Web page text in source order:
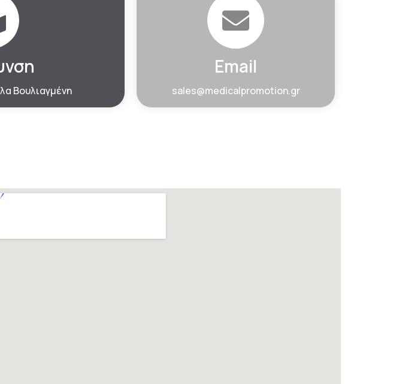
Βουλιαγμένη
Email
sales@medicalpromotion.gr